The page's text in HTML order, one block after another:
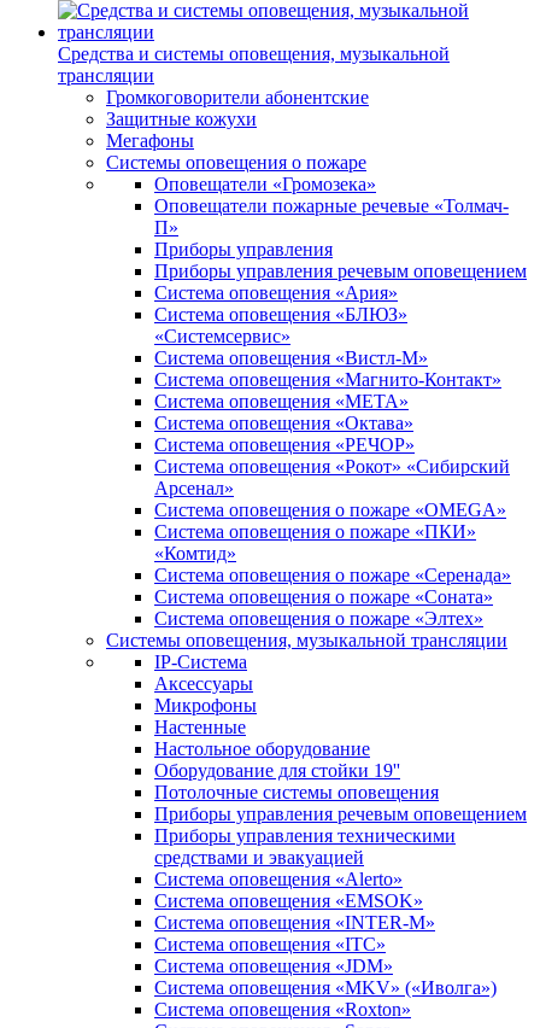
Средства и системы оповещения, музыкальной
трансляции
Громкоговорители абонентские
Защитные кожухи
Мегафоны
Системы оповещения о пожаре
Оповещатели «Громозека»
Оповещатели пожарные речевые «Толмач-
П»
Приборы управления
Приборы управления речевым оповещением
Система оповещения «Ария»
Система оповещения «БЛЮЗ»
«Системсервис»
Система оповещения «Вистл-М»
Система оповещения «Магнито-Контакт»
Система оповещения «МЕТА»
Система оповещения «Октава»
Система оповещения «РЕЧОР»
Система оповещения «Рокот» «Сибирский
Арсенал»
Система оповещения о пожаре «OMEGA»
Система оповещения о пожаре «ПКИ»
«Комтид»
Система оповещения о пожаре «Серенада»
Система оповещения о пожаре «Соната»
Система оповещения о пожаре «Элтех»
Системы оповещения, музыкальной трансляции
IP-Система
Аксессуары
Микрофоны
Настенные
Настольное оборудование
Оборудование для стойки 19''
Потолочные системы оповещения
Приборы управления речевым оповещением
Приборы управления техническими
средствами и эвакуацией
Система оповещения «Alerto»
Система оповещения «EMSOK»
Система оповещения «INTER-M»
Система оповещения «ITC»
Система оповещения «JDM»
Система оповещения «MKV» («Иволга»)
Система оповещения «Roxton»